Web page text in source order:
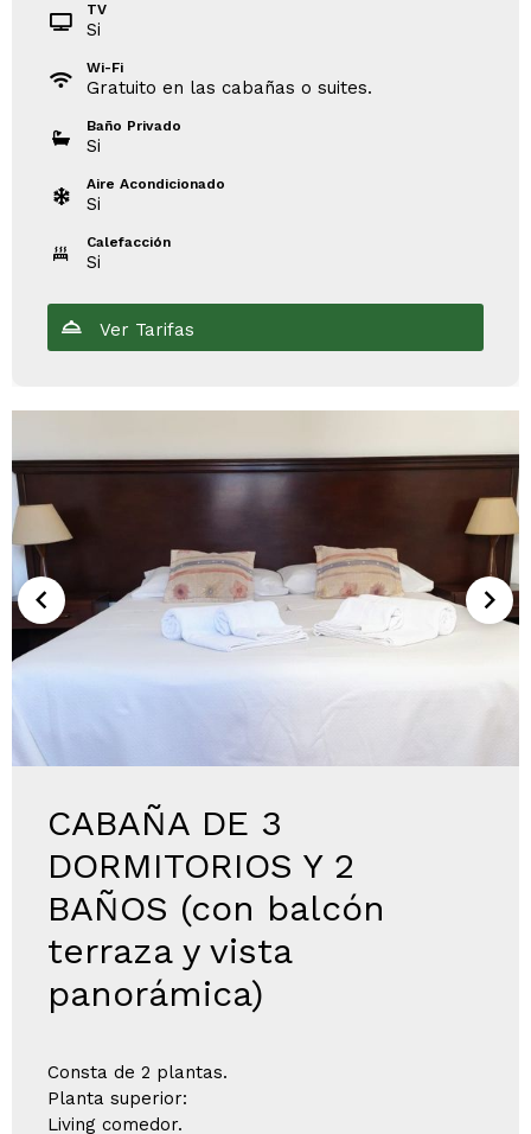
TV
Si
Wi-Fi
Gratuito en las cabañas o suites.
Baño Privado
Si
Aire Acondicionado
Si
Calefacción
Si
Ver Tarifas
CABAÑA DE 3
DORMITORIOS Y 2
BAÑOS (con balcón
terraza y vista
panorámica)
Consta de 2 plantas.
Planta superior:
Living comedor.